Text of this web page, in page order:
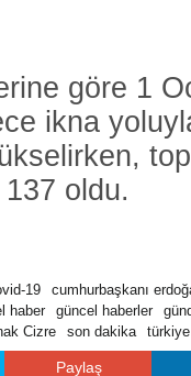
göre 1
ikna
137 oldu.
19
cumhurbaşkanı
haber güncel haberler
Cizre son dakika türkiye
Paylaş